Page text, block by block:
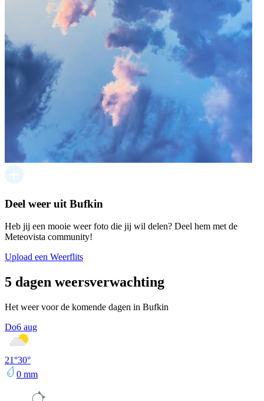
Deel weer uit Bufkin
Heb jij een mooie weer foto die jij wil delen? Deel hem met de
Meteovista community!
Upload een Weerflits
5 dagen weersverwachting
Het weer voor de komende dagen in Bufkin
Do6 aug
21°30°
0 mm